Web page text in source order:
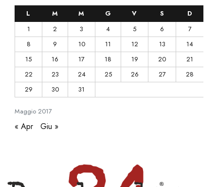
Maggio 2017
L M M G V S
D
1
2 3 4 5 6
7
8
9 10 11 12 13
14
15
16 17 18 19 20
21
22
23 24 25 26 27
28
29
30 31
« Apr Giu »